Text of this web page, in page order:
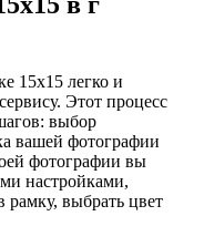
15х15 легко и
Этот процесс
выбор
вашей фотографии
фотографии вы
настройками,
рамку, выбрать цвет